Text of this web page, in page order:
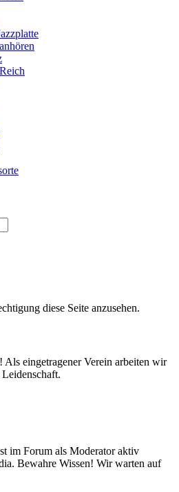
diese Seite anzusehen.
eingetragener Verein arbeiten wir
im Forum als Moderator aktiv
Bewahre Wissen! Wir warten auf